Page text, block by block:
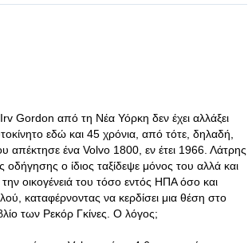
Gordon από τη Νέα Υόρκη δεν έχει αλλάξει
εδώ και 45 χρόνια, από τότε, δηλαδή,
απέκτησε ένα Volvo 1800, εν έτει 1966. Λάτρης
οδήγησης ο ίδιος ταξίδεψε μόνος του αλλά και
την οικογένειά του τόσο εντός ΗΠΑ όσο και
καταφέρνοντας να κερδίσει μια θέση στο
των Ρεκόρ Γκίνες. Ο λόγος;